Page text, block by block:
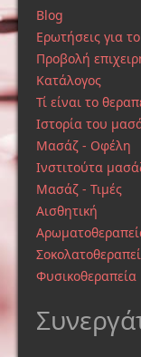
Blog
Ερωτήσεις για
Προβολή
Κατάλογος
Τί είναι το
Ιστορία του
Μασάζ - Οφέλη
Ινστιτούτα
Μασάζ - Τιμές
Αισθητική
Φυσικοθεραπεία